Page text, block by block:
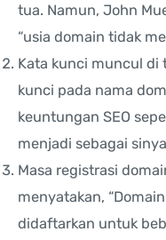
tua. Namun, John
“usia domain tidak
Kata kunci muncul di
kunci pada nama
keuntungan SEO
menjadi sebagai
Masa registrasi
menyatakan,
didaftarkan untuk